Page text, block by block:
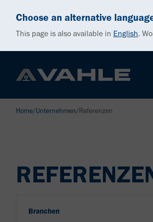
Choose an alternative
This page is also available in English.
Home/Unternehmen/Referenzen
Branchen